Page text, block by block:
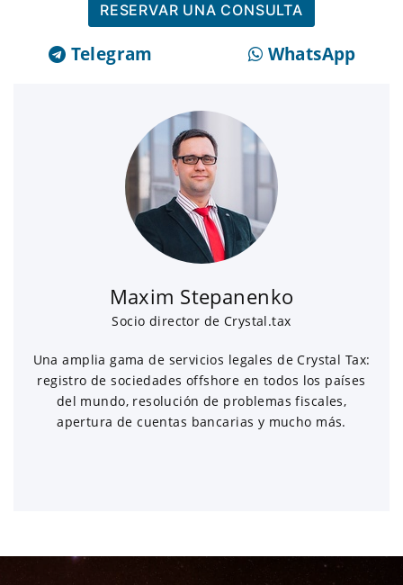
RESERVAR UNA CONSULTA
Telegram WhatsApp
Maxim Stepanenko
Socio director de Crystal.tax
Una amplia gama de servicios legales de Crystal Tax:
registro de sociedades offshore en todos los países
del mundo, resolución de problemas fiscales,
apertura de cuentas bancarias y mucho más.